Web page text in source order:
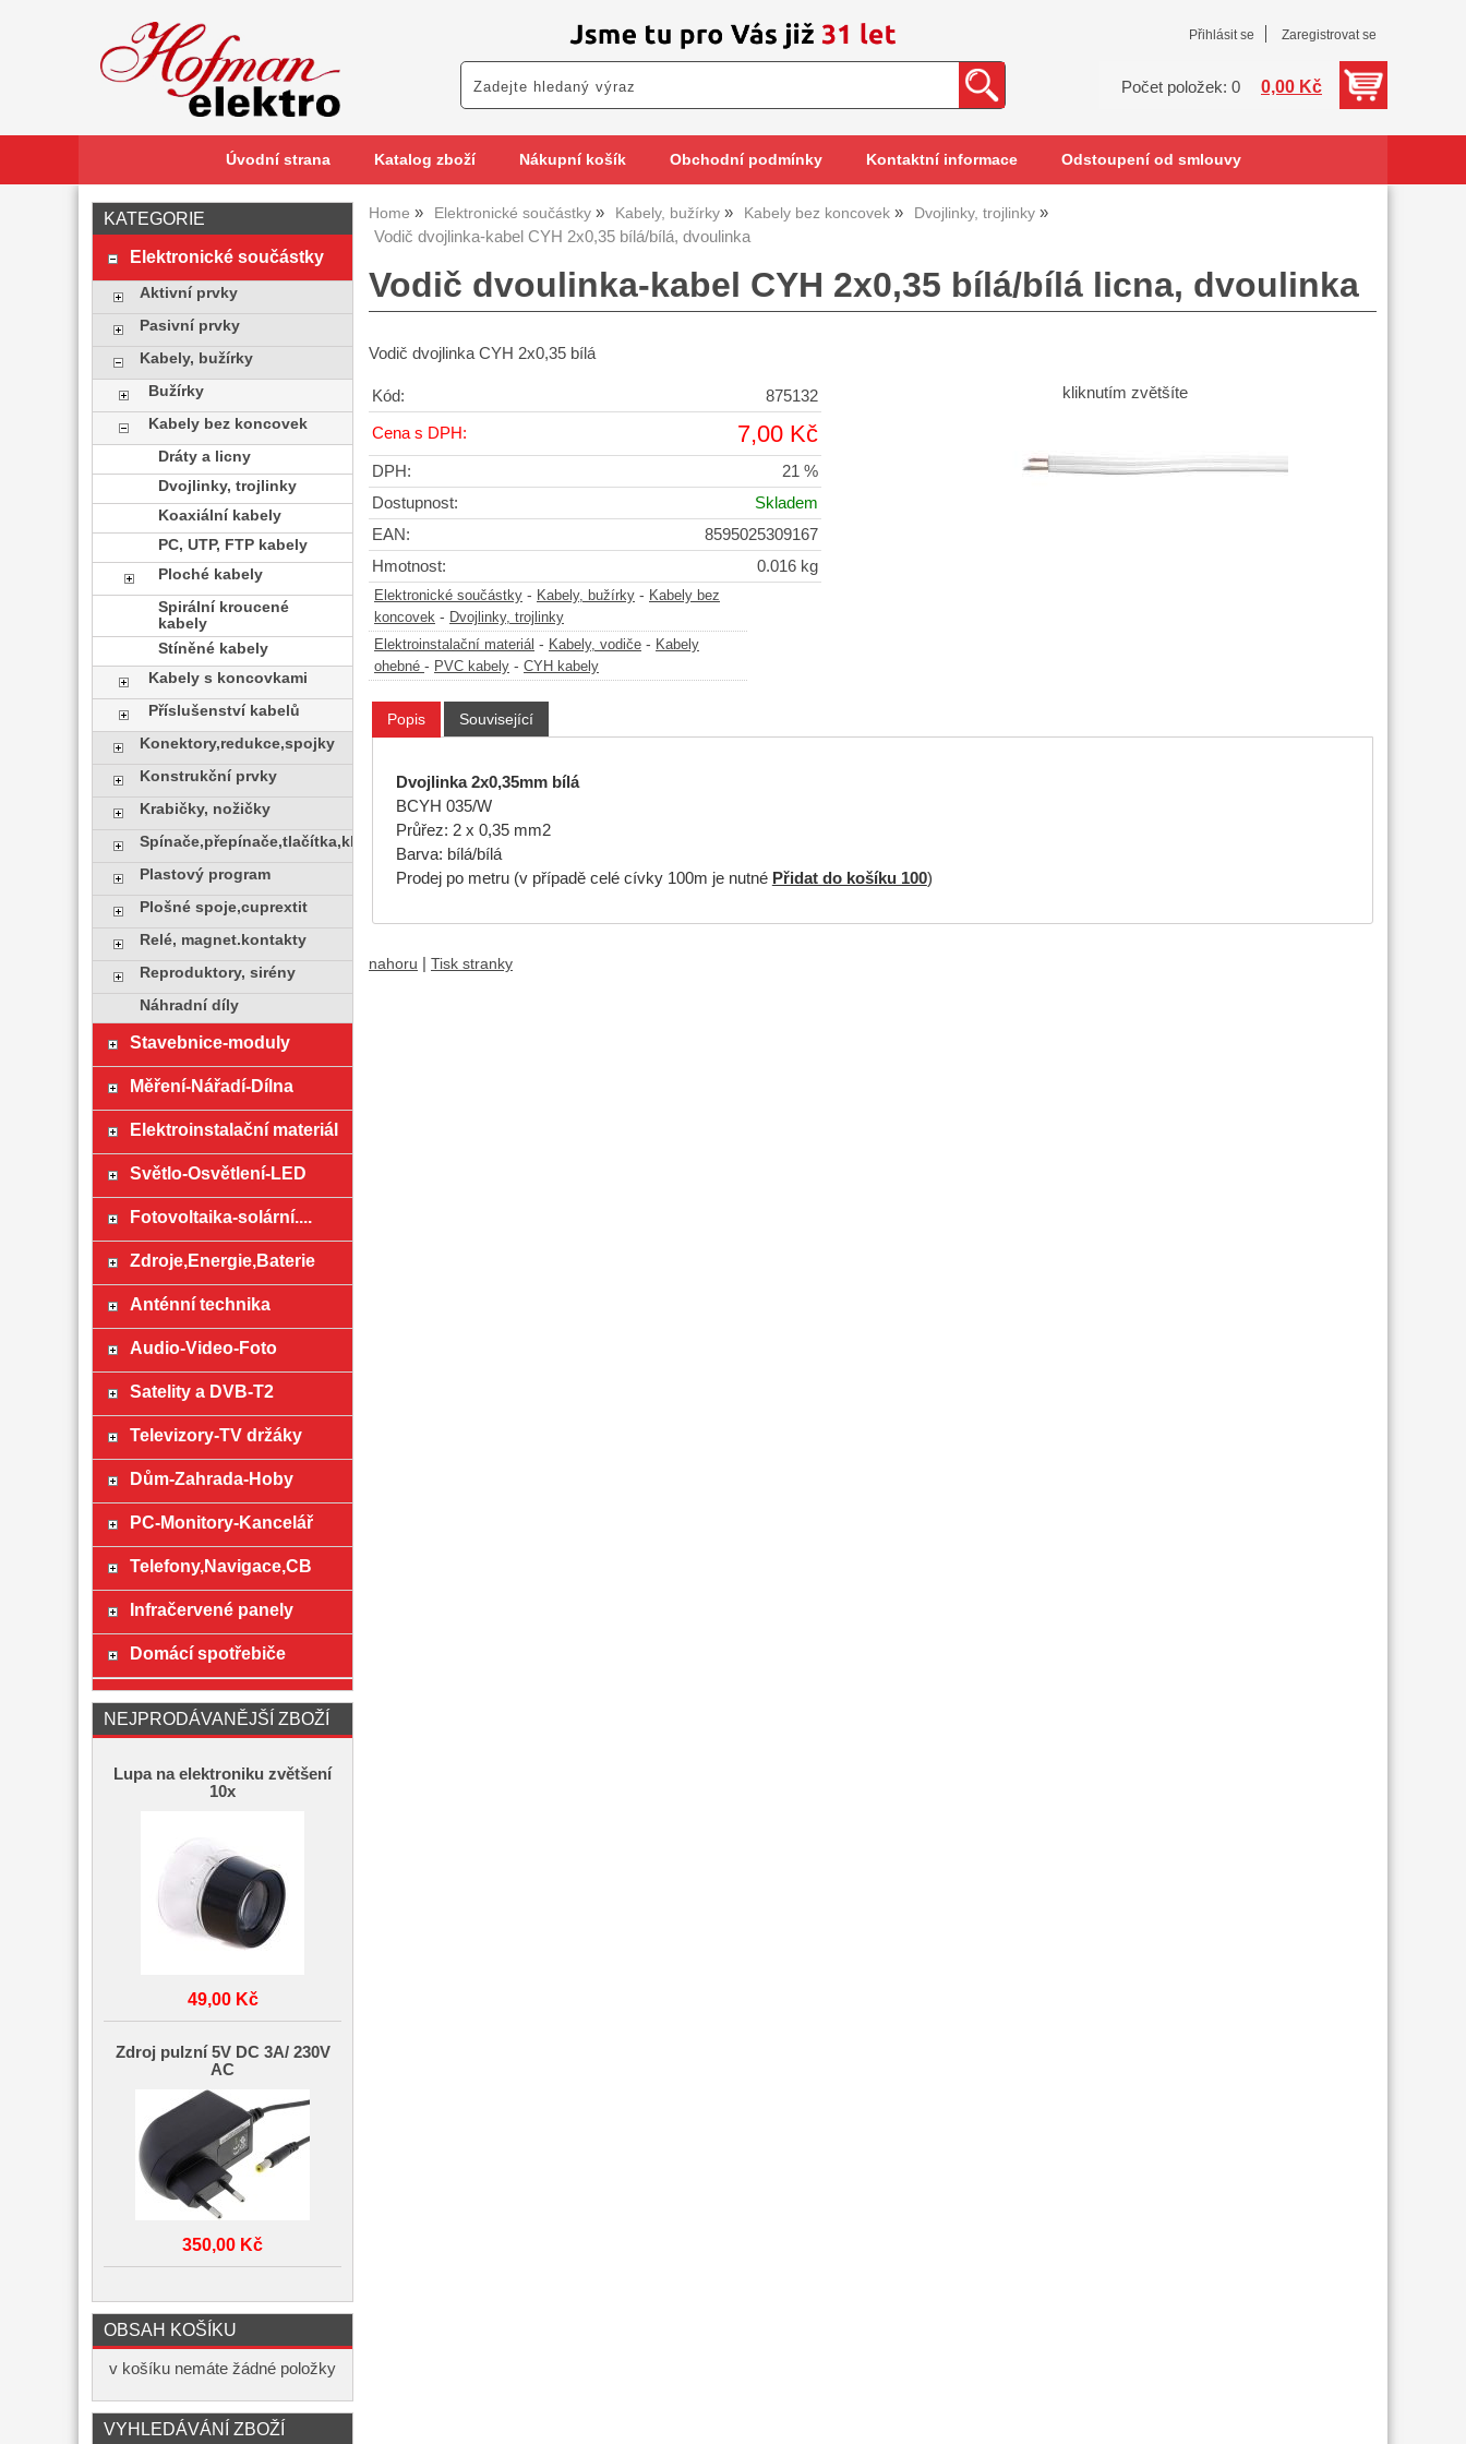
Přihlásit se Zaregistrovat se
Počet položek: 0 0,00 Kč
Úvodní strana Katalog zboží Nákupní košík Obchodní podmínky Kontaktní informace Odstoupení od smlouvy
Home Elektronické součástky Kabely, bužírky Kabely bez koncovek Dvojlinky, trojlinky
Vodič dvojlinka-kabel CYH 2x0,35 bílá/bílá, dvoulinka
Vodič dvoulinka-kabel CYH 2x0,35 bílá/bílá licna, dvoulinka
Vodič dvojlinka CYH 2x0,35 bílá
kliknutím zvětšíte
Kód: 875132
Cena s DPH: 7,00 Kč
DPH:
21 %
Dostupnost:
Skladem
EAN:
8595025309167
Hmotnost:
0.016 kg
Elektronické součástky - Kabely, bužírky - Kabely bez
koncovek - Dvojlinky, trojlinky
Elektroinstalační materiál - Kabely, vodiče - Kabely
ohebné - PVC kabely - CYH kabely
Popis Související
Dvojlinka 2x0,35mm bílá
BCYH 035/W
Průřez: 2 x 0,35 mm2
Barva: bílá/bílá
Prodej po metru (v případě celé cívky 100m je nutné Přidat do košíku 100)
nahoru Tisk stranky
KATEGORIE
Elektronické součástky
Aktivní prvky
Pasivní prvky
Kabely, bužírky
Bužírky
Kabely bez koncovek
Dráty a licny
Dvojlinky, trojlinky
Koaxiální kabely
PC, UTP, FTP kabely
Ploché kabely
Spirální kroucené
kabely
Stíněné kabely
Kabely s koncovkami
Příslušenství kabelů
Konektory,redukce,spojky
Konstrukční prvky
Krabičky, nožičky
Spínače,přepínače,tlačítka,klávesy
Plastový program
Plošné spoje,cuprextit
Relé, magnet.kontakty
Reproduktory, sirény
Náhradní díly
Stavebnice-moduly
Měření-Nářadí-Dílna
Elektroinstalační materiál
Světlo-Osvětlení-LED
Fotovoltaika-solární....
Zdroje,Energie,Baterie
Anténní technika
Audio-Video-Foto
Satelity a DVB-T2
Televizory-TV držáky
Dům-Zahrada-Hoby
PC-Monitory-Kancelář
Telefony,Navigace,CB
Infračervené panely
Domácí spotřebiče
NEJPRODÁVANĚJŠÍ ZBOŽÍ
Lupa na elektroniku zvětšení
10x
49,00 Kč
Zdroj pulzní 5V DC 3A/ 230V
AC
350,00 Kč
OBSAH KOŠÍKU
v košíku nemáte žádné položky
VYHLEDÁVÁNÍ ZBOŽÍ